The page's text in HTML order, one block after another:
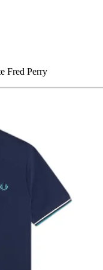
Fred Perry